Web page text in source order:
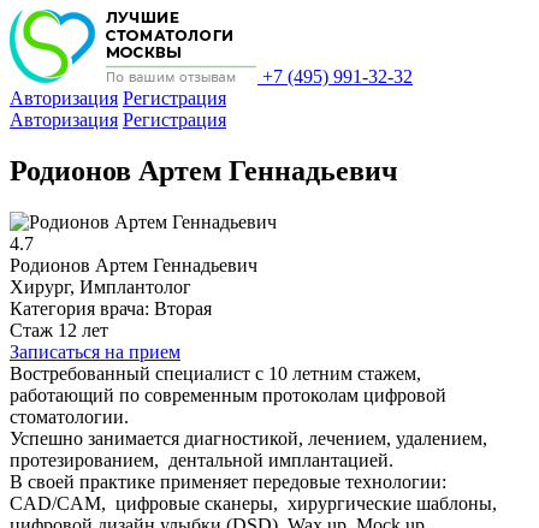
+7 (495) 991-32-32
Авторизация Регистрация
Авторизация Регистрация
Родионов Артем Геннадьевич
4.7
Родионов Артем Геннадьевич
Хирург, Имплантолог
Категория врача: Вторая
Стаж 12 лет
Записаться на прием
Востребованный специалист с 10 летним стажем,
работающий по современным протоколам цифровой
стоматологии.
Успешно занимается диагностикой, лечением, удалением,
протезированием, дентальной имплантацией.
В своей практике применяет передовые технологии:
CAD/CAM, цифровые сканеры, хирургические шаблоны,